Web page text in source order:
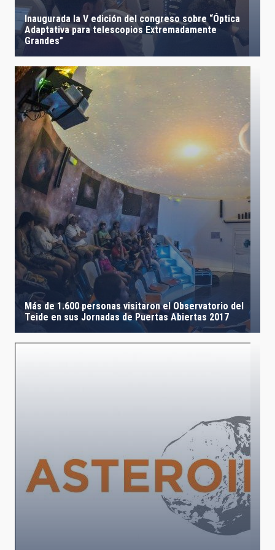
Inaugurada la V edición del congreso sobre “Óptica
Adaptativa para telescopios Extremadamente
Grandes”
Más de 1.600 personas visitaron el Observatorio del
Teide en sus Jornadas de Puertas Abiertas 2017